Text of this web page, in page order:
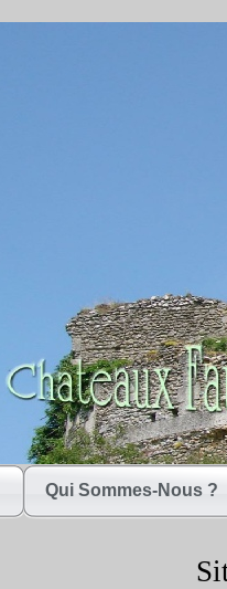
Qui Sommes-Nous ?